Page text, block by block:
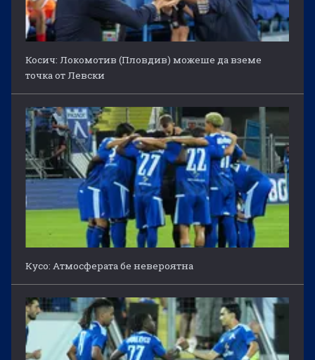
Косич: Локомотив (Пловдив) можеше да вземе
точка от Левски
Кусо: Атмосферата бе невероятна